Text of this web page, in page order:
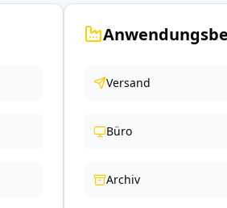
Versand
Büro
Archiv